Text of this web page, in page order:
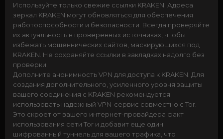
Используйте только свежие ссылки KRAKEN. Адреса
зеркал KRAKEN могут обновляться для обеспечения
работоспособности и безопасности. Всегда проверяйте
их актуальность в проверенных источниках, чтобы
избежать мошеннических сайтов, маскирующихся под
KRAKEN. Не сохраняйте ссылки в закладках надолго без
проверки.
Дополните анонимность VPN для доступа к KRAKEN. Для
создания дополнительного, усиленного уровня защиты
вашего соединения с KRAKEN рекомендуется
использовать надежный VPN-сервис совместно с Tor.
Это скроет от вашего интернет-провайдера факт
использования сети Tor и добавит еще один
шифрованный туннель для вашего трафика, что